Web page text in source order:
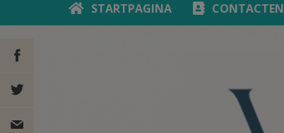
STARTPAGINA CONTACTEN
DEEL OP
FACEBOOK
DEEL OP